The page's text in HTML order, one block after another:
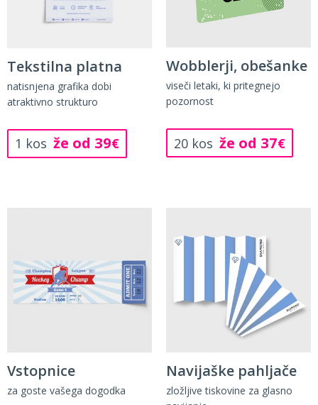
Tekstilna platna
natisnjena grafika dobi
atraktivno strukturo
1 kos že od 39€
Wobblerji, obešanke
viseči letaki, ki pritegnejo
pozornost
20 kos že od 37€
Vstopnice
za goste vašega dogodka
Navijaške pahljače
zložljive tiskovine za glasno